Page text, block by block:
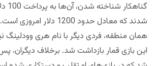
شدند که معادل حدود 1200
همان منطقه، فردی دیگر با نام هری وودلینگ
این بازی قمار بازداشت شد. برخلاف